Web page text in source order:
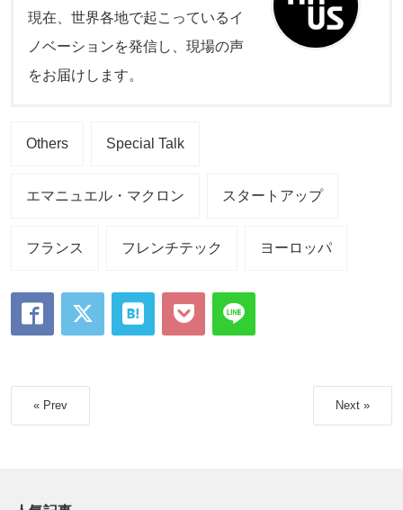
現在、世界各地で起こっているイ
ノベーションを発信し、現場の声
をお届けします。
Others Special Talk
エマニュエル・マクロン スタートアップ
フランス フレンチテック ヨーロッパ
« Prev Next »